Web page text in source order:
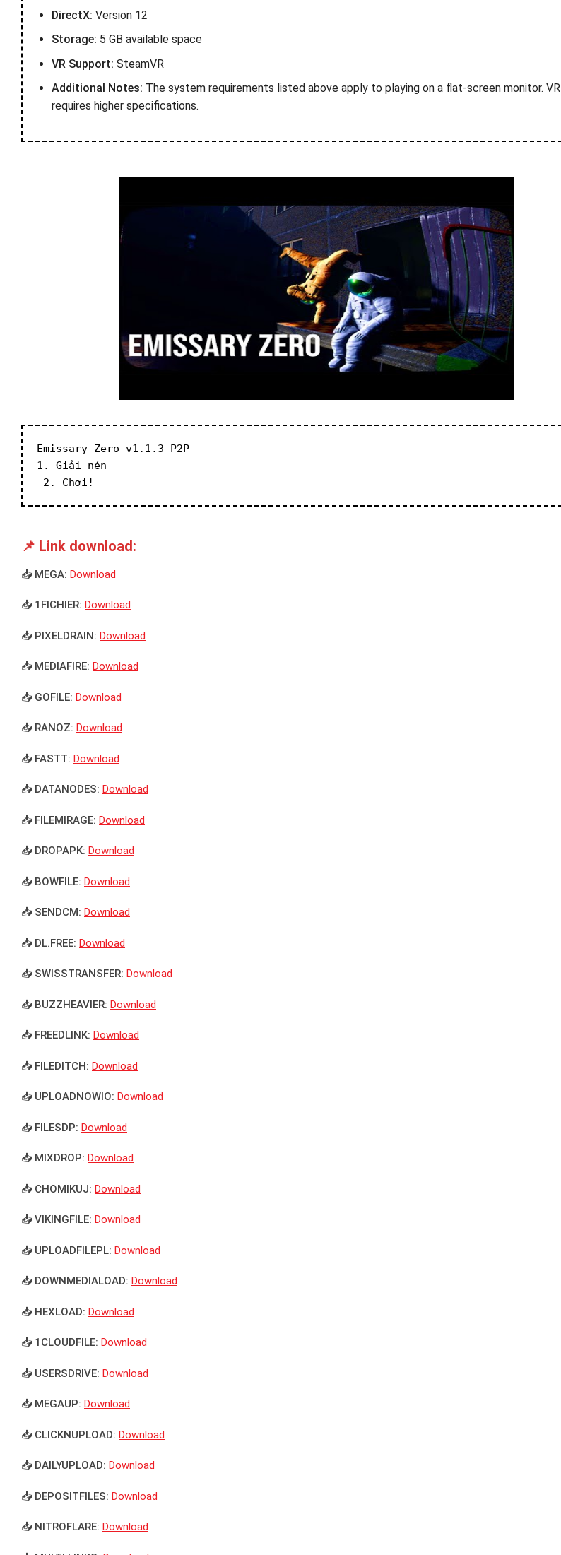
DirectX: Version 12
Storage: 5 GB available space
VR Support: SteamVR
Additional Notes: The system requirements listed above apply to playing on a flat-screen monitor. VR
requires higher specifications.
Emissary Zero v1.1.3-P2P
1. Giải nén
2. Chơi!
📌 Link download:
📥 MEGA: Download
📥 1FICHIER: Download
📥 PIXELDRAIN: Download
📥 MEDIAFIRE: Download
📥 GOFILE: Download
📥 RANOZ: Download
📥 FASTT: Download
📥 DATANODES: Download
📥 FILEMIRAGE: Download
📥 DROPAPK: Download
📥 BOWFILE: Download
📥 SENDCM: Download
📥 DL.FREE: Download
📥 SWISSTRANSFER: Download
📥 BUZZHEAVIER: Download
📥 FREEDLINK: Download
📥 FILEDITCH: Download
📥 UPLOADNOWIO: Download
📥 FILESDP: Download
📥 MIXDROP: Download
📥 CHOMIKUJ: Download
📥 VIKINGFILE: Download
📥 UPLOADFILEPL: Download
📥 DOWNMEDIALOAD: Download
📥 HEXLOAD: Download
📥 1CLOUDFILE: Download
📥 USERSDRIVE: Download
📥 MEGAUP: Download
📥 CLICKNUPLOAD: Download
📥 DAILYUPLOAD: Download
📥 DEPOSITFILES: Download
📥 NITROFLARE: Download